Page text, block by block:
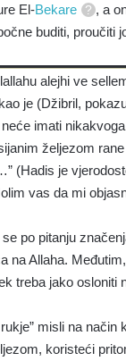
El-Bekare
, a
buditi, proučiti
alejhi ve
je (Džibril,
imati
željezom
(Hadis je
vas da mi
po pitanju
na Allaha.
treba jako osloniti
misli na način
koristeći